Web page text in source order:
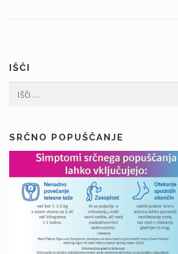
IŠČI
SRČNO POPUŠČANJE